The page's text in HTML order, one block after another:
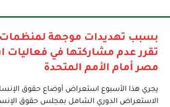
تقرر عدم مشاركتها في
مصر أمام الأمم المتحدة
يجري هذا الأسبوع استعراض أوضاع حقوق
الاستعراض الدوري الشامل بمجلس حقوق